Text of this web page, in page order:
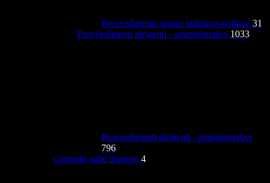
Provvedimenti organi indirizzo-politico 31
Provvedimenti dirigenti - amministrativi 1033
Provvedimenti dirigenti - amministrativi
796
Controlli sulle imprese 4